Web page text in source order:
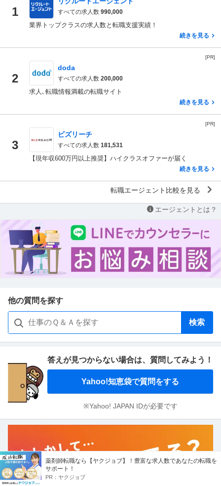
1 すべての求人数 990,000
業界トップクラスの求人数と転職支援実績！
続きを見る
[PR]
2
doda
すべての求人数 200,000
求人､転職情報満載の転職サイト
続きを見る
[PR]
3
ビズリーチ
すべての求人数 181,531
【現年収600万円以上推奨】ハイクラスオファーが届く
続きを見る
転職エージェント比較を見る
エージェントとは？
他の質問を探す
検索
答えが見つからない場合は、 質問してみよう！
Yahoo!知恵袋で質問をする
※Yahoo! JAPAN IDが必要です
薬剤師転職なら【ヤクジョブ】！豊富な求人数であなたの転職を
サポート！
PR： ヤクジョブ